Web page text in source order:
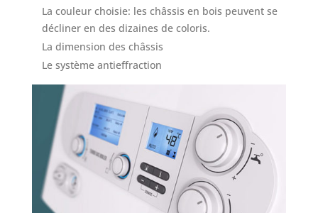
La couleur choisie: les châssis en bois peuvent se
décliner en des dizaines de coloris.
La dimension des châssis
Le système antieffraction